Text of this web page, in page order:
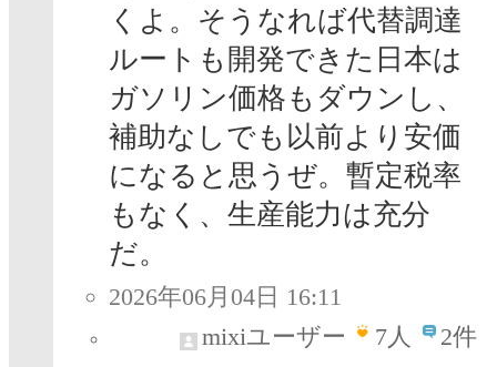
くよ。そうなれば代替調達
ルートも開発できた日本は
ガソリン価格もダウンし、
補助なしでも以前より安価
になると思うぜ。暫定税率
もなく、生産能力は充分
だ。
2026年06月04日 16:11
mixiユーザー
7人 2件